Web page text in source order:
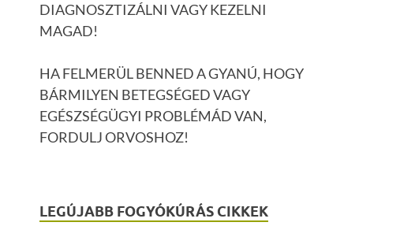
DIAGNOSZTIZÁLNI VAGY KEZELNI
MAGAD!
HA FELMERÜL BENNED A GYANÚ, HOGY
BÁRMILYEN BETEGSÉGED VAGY
EGÉSZSÉGÜGYI PROBLÉMÁD VAN,
FORDULJ ORVOSHOZ!
LEGÚJABB FOGYÓKÚRÁS CIKKEK